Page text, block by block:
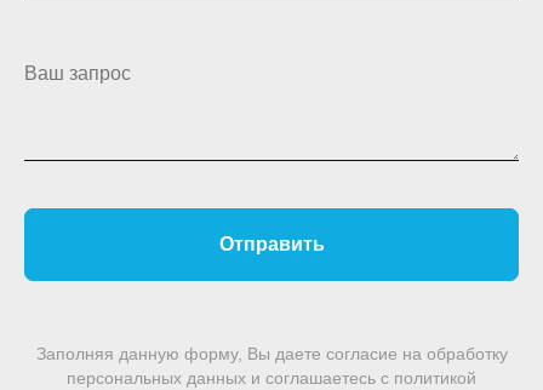
Ваш запрос
Отправить
Заполняя данную форму, Вы даете согласие на обработку
персональных данных и соглашаетесь c политикой